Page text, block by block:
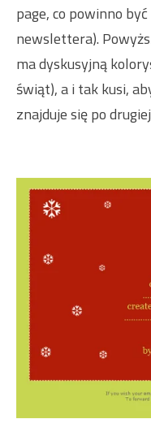
page, co powinno
newslettera).
ma dyskusyjną
świąt), a i tak kusi,
znajduje się po